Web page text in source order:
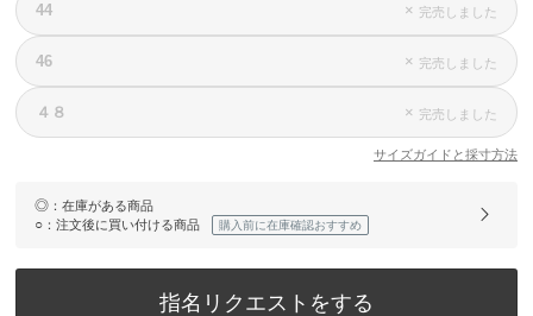
44 × 完売しました
46 × 完売しました
４８ × 完売しました
サイズガイドと採寸方法
◎ ：在庫がある商品
○ ：注文後に買い付ける商品 購入前に在庫確認おすすめ
指名リクエストをする